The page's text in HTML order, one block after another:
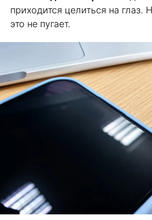
приходится целиться на глаз.
это не пугает.